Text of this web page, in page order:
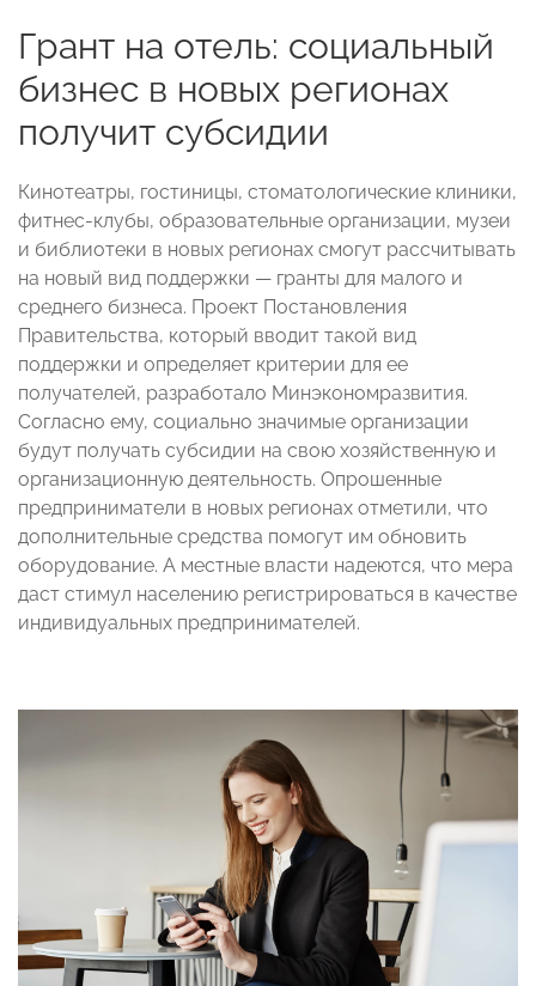
Грант на отель: социальный
бизнес в новых регионах
получит субсидии
Кинотеатры, гостиницы, стоматологические клиники,
фитнес-клубы, образовательные организации, музеи
и библиотеки в новых регионах смогут рассчитывать
на новый вид поддержки — гранты для малого и
среднего бизнеса. Проект Постановления
Правительства, который вводит такой вид
поддержки и определяет критерии для ее
получателей, разработало Минэкономразвития.
Согласно ему, социально значимые организации
будут получать субсидии на свою хозяйственную и
организационную деятельность. Опрошенные
предприниматели в новых регионах отметили, что
дополнительные средства помогут им обновить
оборудование. А местные власти надеются, что мера
даст стимул населению регистрироваться в качестве
индивидуальных предпринимателей.